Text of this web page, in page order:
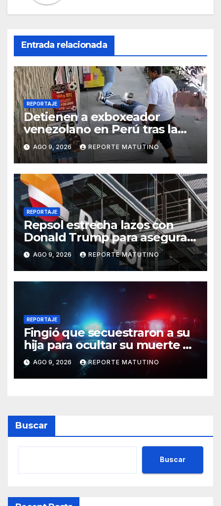
Entrada relacionada
REPORTAJE
Detienen a exboxeador
venezolano en Perú tras la
muerte de mototaxista
durante una riña
AGO 9, 2026 REPORTE MATUTINO
REPORTAJE
Repsol estrecha lazos con
Donald Trump para asegurar
negocios en Venezuela
AGO 9, 2026 REPORTE MATUTINO
REPORTAJE
Fingió que secuestraron a su
hija para ocultar su muerte y
así la policía descubrió el
engaño
AGO 9, 2026 REPORTE MATUTINO
Buscar
Buscar